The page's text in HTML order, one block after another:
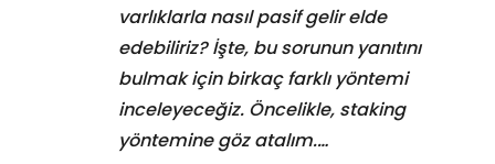
varlıklarla nasıl pasif gelir elde
edebiliriz? İşte, bu sorunun yanıtını
bulmak için birkaç farklı yöntemi
inceleyeceğiz. Öncelikle, staking
yöntemine göz atalım.…